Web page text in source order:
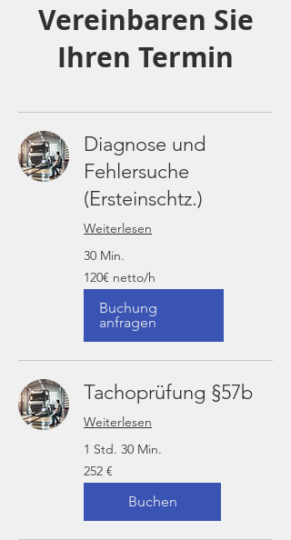
Vereinbaren Sie
Ihren Termin
Diagnose und
Fehlersuche
(Ersteinschtz.)
Weiterlesen
30 Min.
120€
netto/h
120€ netto/h
Buchung
anfragen
Tachoprüfung §57b
Weiterlesen
1 Std. 30 Min.
252
Euro
252 €
Buchen